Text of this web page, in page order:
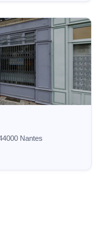
Nantes